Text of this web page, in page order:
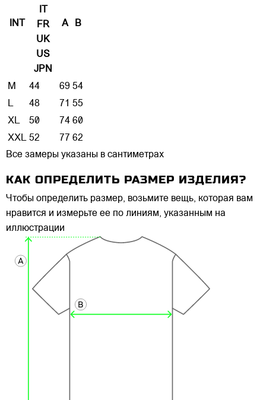
INT
IT
FR
UK
US
JPN
A B
M 44 69 54
L
48 71 55
XL
50 74 60
XXL 52 77 62
Все замеры указаны в сантиметрах
КАК ОПРЕДЕЛИТЬ РАЗМЕР ИЗДЕЛИЯ?
Чтобы определить размер, возьмите вещь, которая вам
нравится и измерьте ее по линиям, указанным на
иллюстрации